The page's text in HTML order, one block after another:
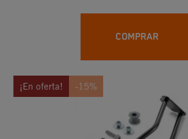
COMPRAR
¡En oferta! -15%